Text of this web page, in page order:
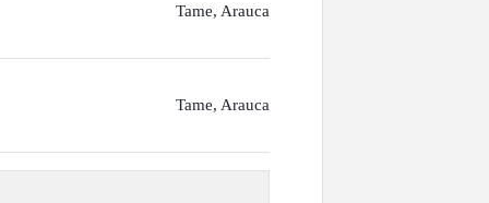
Tame, Arauca
Tame, Arauca